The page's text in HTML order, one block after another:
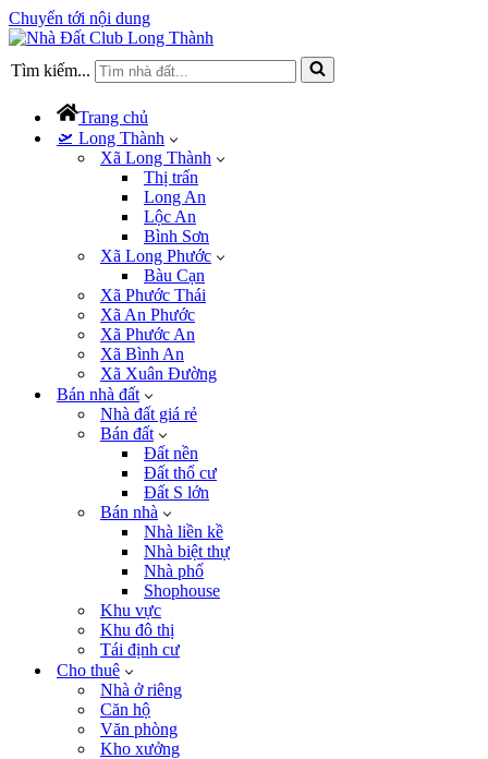
Chuyển tới nội dung
Tìm kiếm...
Trang chủ
🛫 Long Thành
Xã Long Thành
Thị trấn
Long An
Lộc An
Bình Sơn
Xã Long Phước
Bàu Cạn
Xã Phước Thái
Xã An Phước
Xã Phước An
Xã Bình An
Xã Xuân Đường
Bán nhà đất
Nhà đất giá rẻ
Bán đất
Đất nền
Đất thổ cư
Đất S lớn
Bán nhà
Nhà liền kề
Nhà biệt thự
Nhà phố
Shophouse
Khu vực
Khu đô thị
Tái định cư
Cho thuê
Nhà ở riêng
Căn hộ
Văn phòng
Kho xưởng